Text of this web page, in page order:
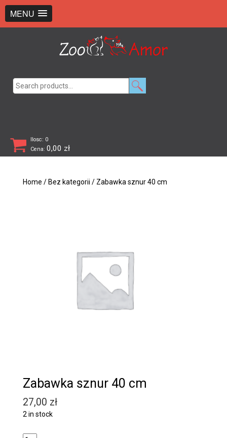
MENU
Ilosc: 0
Cena: 0,00 zł
Home / Bez kategorii / Zabawka sznur 40 cm
Zabawka sznur 40 cm
27,00 zł
2 in stock